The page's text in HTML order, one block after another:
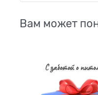
Вам может